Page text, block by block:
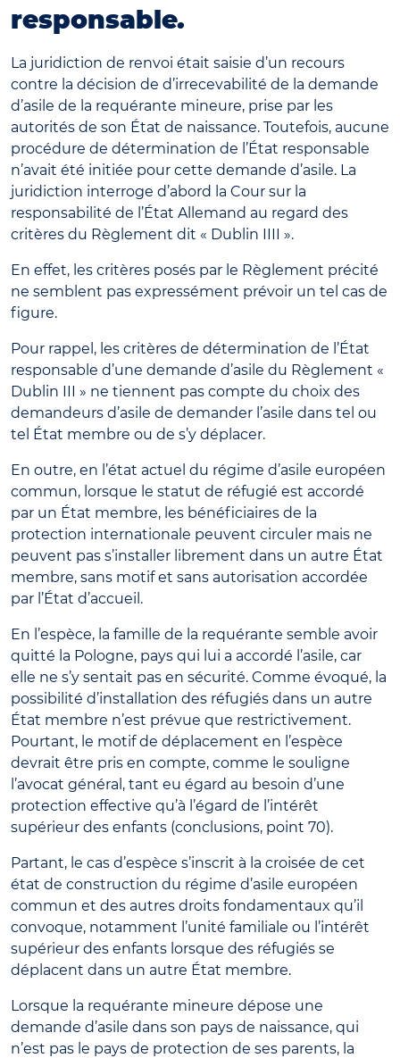
responsable.
La juridiction de renvoi était saisie d’un recours
contre la décision de d’irrecevabilité de la demande
d’asile de la requérante mineure, prise par les
autorités de son État de naissance. Toutefois, aucune
procédure de détermination de l’État responsable
n’avait été initiée pour cette demande d’asile. La
juridiction interroge d’abord la Cour sur la
responsabilité de l’État Allemand au regard des
critères du Règlement dit « Dublin IIII ».
En effet, les critères posés par le Règlement précité
ne semblent pas expressément prévoir un tel cas de
figure.
Pour rappel, les critères de détermination de l’État
responsable d’une demande d’asile du Règlement «
Dublin III » ne tiennent pas compte du choix des
demandeurs d’asile de demander l’asile dans tel ou
tel État membre ou de s’y déplacer.
En outre, en l’état actuel du régime d’asile européen
commun, lorsque le statut de réfugié est accordé
par un État membre, les bénéficiaires de la
protection internationale peuvent circuler mais ne
peuvent pas s’installer librement dans un autre État
membre, sans motif et sans autorisation accordée
par l’État d’accueil.
En l’espèce, la famille de la requérante semble avoir
quitté la Pologne, pays qui lui a accordé l’asile, car
elle ne s’y sentait pas en sécurité. Comme évoqué, la
possibilité d’installation des réfugiés dans un autre
État membre n’est prévue que restrictivement.
Pourtant, le motif de déplacement en l’espèce
devrait être pris en compte, comme le souligne
l’avocat général, tant eu égard au besoin d’une
protection effective qu’à l’égard de l’intérêt
supérieur des enfants (conclusions, point 70).
Partant, le cas d’espèce s’inscrit à la croisée de cet
état de construction du régime d’asile européen
commun et des autres droits fondamentaux qu’il
convoque, notamment l’unité familiale ou l’intérêt
supérieur des enfants lorsque des réfugiés se
déplacent dans un autre État membre.
Lorsque la requérante mineure dépose une
demande d’asile dans son pays de naissance, qui
n’est pas le pays de protection de ses parents, la